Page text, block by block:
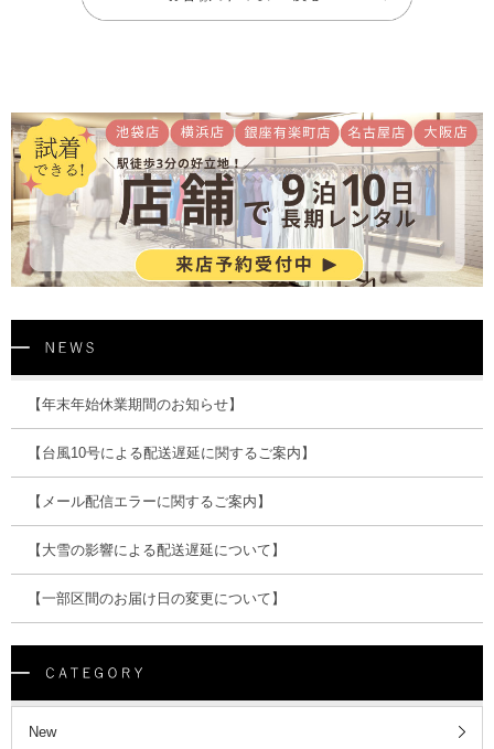
【年末年始休業期間のお知らせ】
【台風10号による配送遅延に関するご案内】
【メール配信エラーに関するご案内】
【大雪の影響による配送遅延について】
【一部区間のお届け日の変更について】
New